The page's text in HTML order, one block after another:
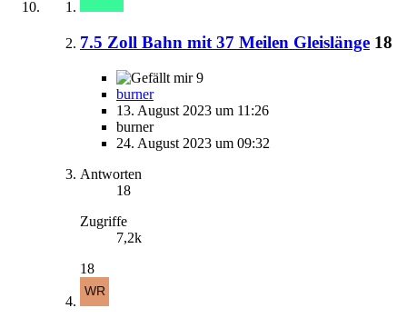
7.5 Zoll Bahn mit 37 Meilen Gleislänge 18
9
burner
13. August 2023 um 11:26
burner
24. August 2023 um 09:32
Antworten
18
Zugriffe
7,2k
18